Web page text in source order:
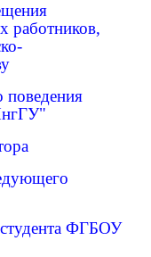
работников,
поведения
ФГБОУ